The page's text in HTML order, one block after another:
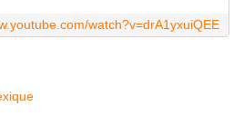
watch?v=drA1yxuiQEE